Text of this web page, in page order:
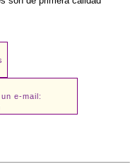
e-mail: